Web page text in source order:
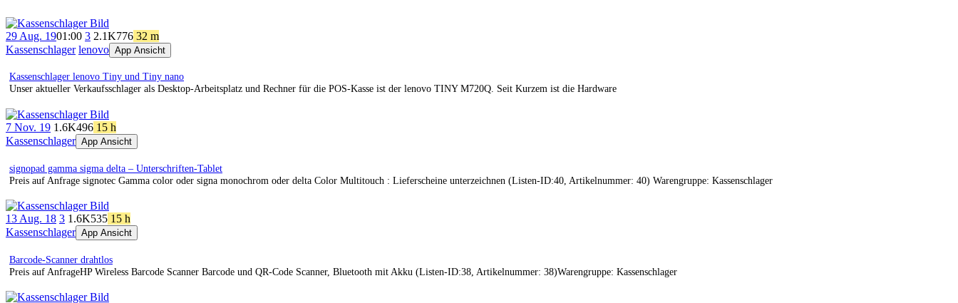
29 Aug. 1901:00 3 2.1K776 32 m
Kassenschlager lenovo App Ansicht
Kassenschlager lenovo Tiny und Tiny nano
Unser aktueller Verkaufsschlager als Desktop-Arbeitsplatz und Rechner für die POS-Kasse ist der lenovo TINY M720Q. Seit Kurzem ist die Hardware
7 Nov. 19 1.6K496 15 h
Kassenschlager App Ansicht
signopad gamma sigma delta – Unterschriften-Tablet
Preis auf Anfrage signotec Gamma color oder signa monochrom oder delta Color Multitouch : Lieferscheine unterzeichnen (Listen-ID:40, Artikelnummer: 40) Warengruppe: Kassenschlager
13 Aug. 18 3 1.6K535 15 h
Kassenschlager App Ansicht
Barcode-Scanner drahtlos
Preis auf AnfrageHP Wireless Barcode Scanner Barcode und QR-Code Scanner, Bluetooth mit Akku (Listen-ID:38, Artikelnummer: 38)Warengruppe: Kassenschlager